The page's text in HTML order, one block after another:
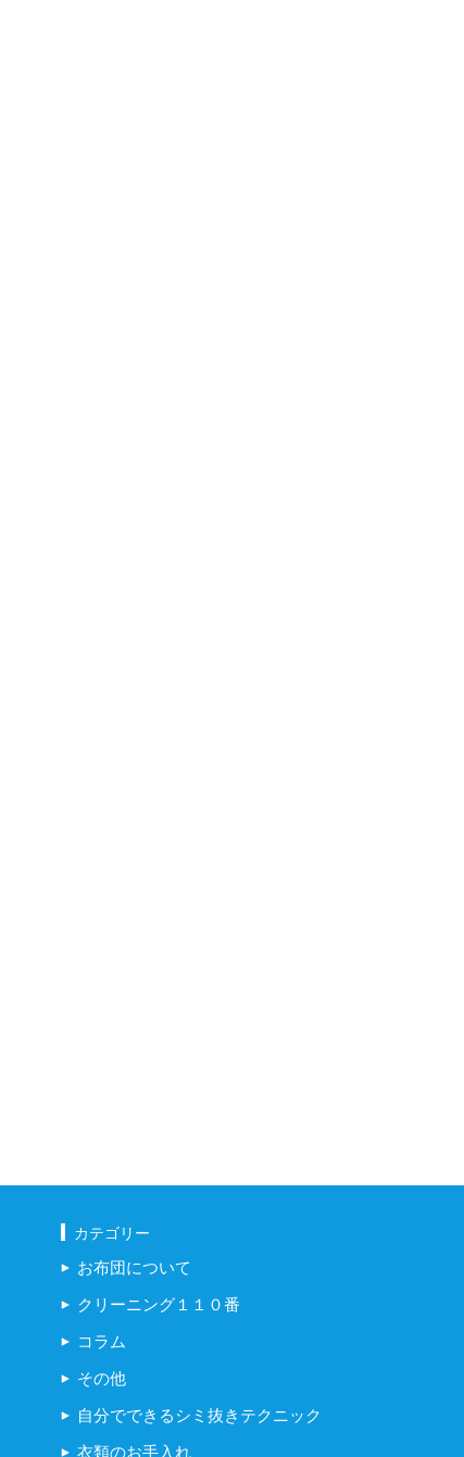
カテゴリー
お布団について
クリーニング１１０番
コラム
その他
自分でできるシミ抜きテクニック
衣類のお手入れ